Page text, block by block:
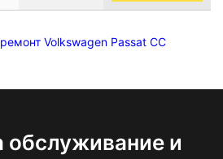
Volkswagen Passat CC
обслуживание и